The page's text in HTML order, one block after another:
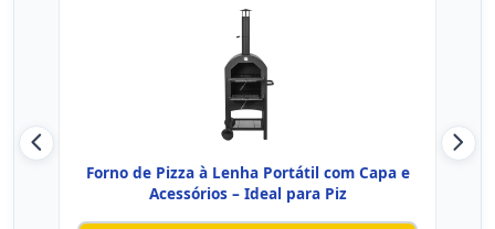
Forno de Pizza à Lenha Portátil com Capa e
Acessórios – Ideal para Piz